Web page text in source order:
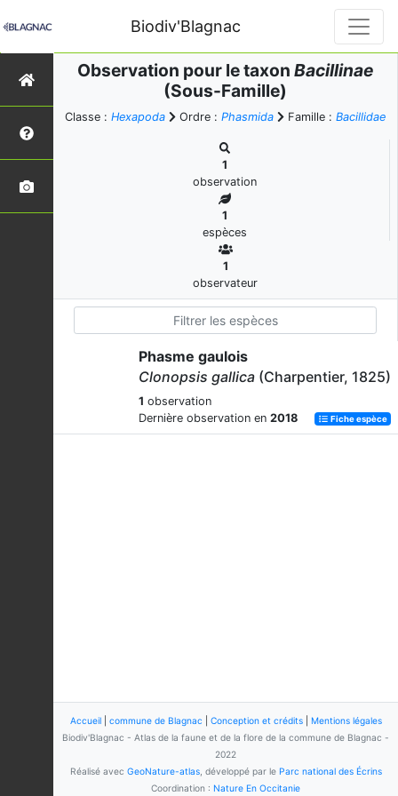
Biodiv'Blagnac
Observation pour le taxon Bacillinae
(Sous-Famille)
Classe : Hexapoda Ordre : Phasmida Famille : Bacillidae
1
observation
1
espèces
1
observateur
Phasme gaulois
Clonopsis gallica (Charpentier, 1825)
1 observation
Dernière observation en 2018 Fiche espèce
Accueil| commune de Blagnac Conception et crédits| Mentions légales
Biodiv'Blagnac - Atlas de la faune et de la flore de la commune de Blagnac -
2022
Réalisé avec GeoNature-atlas, développé par le Parc national des Écrins
Coordination : Nature En Occitanie